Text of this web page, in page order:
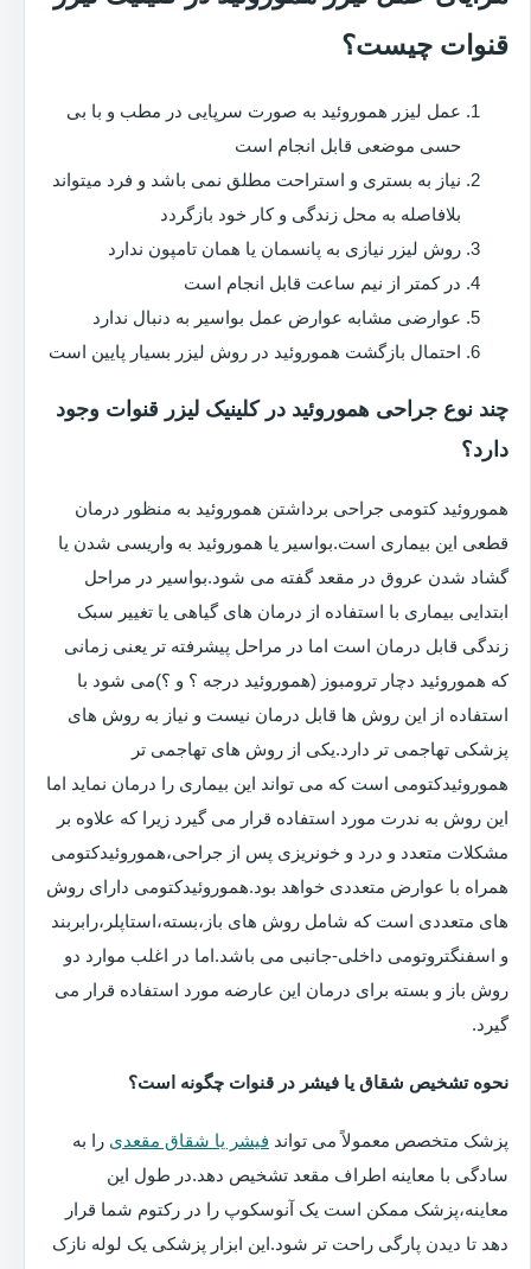
قنوات چیست؟
عمل لیزر هموروئید به صورت سرپایی در مطب و با بی
حسی موضعی قابل انجام است
نیاز به بستری و استراحت مطلق نمی باشد و فرد میتواند
بلافاصله به محل زندگی و کار خود بازگردد
روش لیزر نیازی به پانسمان یا همان تامپون ندارد
در کمتر از نیم ساعت قابل انجام است
عوارضی مشابه عوارض عمل بواسیر به دنبال ندارد
احتمال بازگشت هموروئید در روش لیزر بسیار پایین است
چند نوع جراحی هموروئید در کلینیک لیزر قنوات وجود
دارد؟
هموروئید کتومی جراحی برداشتن هموروئید به منظور درمان
قطعی این بیماری است.بواسیر یا هموروئید به واریسی شدن یا
گشاد شدن عروق در مقعد گفته می شود.بواسیر در مراحل
ابتدایی بیماری با استفاده از درمان های گیاهی یا تغییر سبک
زندگی قابل درمان است اما در مراحل پیشرفته تر یعنی زمانی
که هموروئید دچار ترومبوز (هموروئید درجه ؟ و ؟)می شود با
استفاده از این روش ها قابل درمان نیست و نیاز به روش های
پزشکی تهاجمی تر دارد.یکی از روش های تهاجمی تر
هموروئیدکتومی است که می تواند این بیماری را درمان نماید اما
این روش به ندرت مورد استفاده قرار می گیرد زیرا که علاوه بر
مشکلات متعدد و درد و خونریزی پس از جراحی،هموروئیدکتومی
همراه با عوارض متعددی خواهد بود.هموروئیدکتومی دارای روش
های متعددی است که شامل روش های باز،بسته،استاپلر،رابربند
و اسفنگتروتومی داخلی-جانبی می باشد.اما در اغلب موارد دو
روش باز و بسته برای درمان این عارضه مورد استفاده قرار می
گیرد.
نحوه تشخیص شقاق یا فیشر در قنوات چگونه است؟
پزشک متخصص معمولاً می تواند فیشر یا شقاق مقعدی را به
سادگی با معاینه اطراف مقعد تشخیص دهد.در طول این
معاینه،پزشک ممکن است یک آنوسکوپ را در رکتوم شما قرار
دهد تا دیدن پارگی راحت تر شود.این ابزار پزشکی یک لوله نازک